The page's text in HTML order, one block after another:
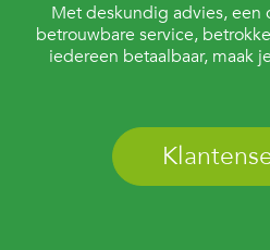
Met deskundig advies, een
betrouwbare service,
iedereen betaalbaar, maak